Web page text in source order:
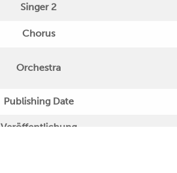
Singer 2
Chorus
Orchestra
Publishing Date
Veröffentlichung